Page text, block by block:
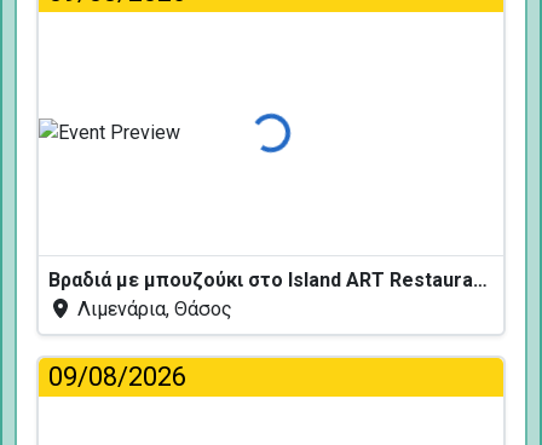
Φόρτωση...
Βραδιά με μπουζούκι στο Island ART Restaurant
Λιμενάρια, Θάσος
09/08/2026